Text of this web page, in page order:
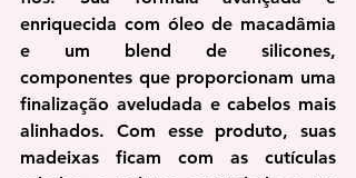
enriquecida com óleo de macadâmia
e um blend de silicones,
componentes que proporcionam uma
finalização aveludada e cabelos mais
alinhados. Com esse produto, suas
madeixas ficam com as cutículas